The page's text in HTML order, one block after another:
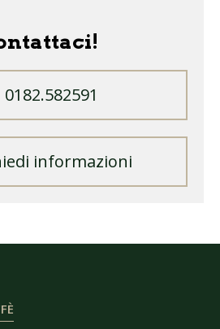
0182.582591
informazioni